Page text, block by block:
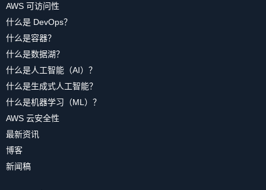
AWS 可访问性
什么是 DevOps？
什么是容器？
什么是数据湖？
什么是人工智能（AI）？
什么是生成式人工智能？
什么是机器学习（ML）？
AWS 云安全性
最新资讯
博客
新闻稿